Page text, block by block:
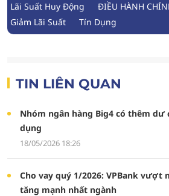
Lãi Suất Huy Động
ĐIỀU HÀNH
Giảm Lãi Suất
Tín Dụng
TIN LIÊN QUAN
Nhóm ngân hàng Big4 có thêm
dụng
18/05/2026 18:26
Cho vay quý 1/2026: VPBank vượt
tăng mạnh nhất ngành